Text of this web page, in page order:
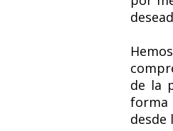
de la
forma
desde